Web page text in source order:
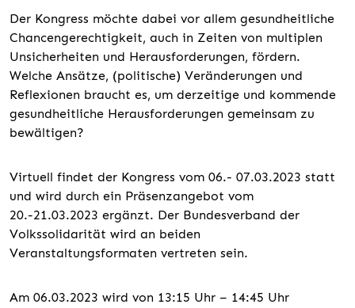
Der Kongress möchte dabei vor allem gesundheitliche
Chancengerechtigkeit, auch in Zeiten von multiplen
Unsicherheiten und Herausforderungen, fördern.
Welche Ansätze, (politische) Veränderungen und
Reflexionen braucht es, um derzeitige und kommende
gesundheitliche Herausforderungen gemeinsam zu
bewältigen?
Virtuell findet der Kongress vom 06.- 07.03.2023 statt
und wird durch ein Präsenzangebot vom
20.-21.03.2023 ergänzt. Der Bundesverband der
Volkssolidarität wird an beiden
Veranstaltungsformaten vertreten sein.
Am 06.03.2023 wird von 13:15 Uhr – 14:45 Uhr